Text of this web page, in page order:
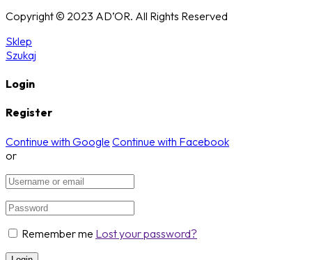
Copyright © 2023 AD’OR. All Rights Reserved
Sklep
Szukaj
Login
Register
Continue with Google Continue with Facebook
or
Remember me Lost your password?